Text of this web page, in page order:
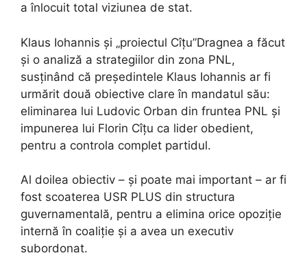
a înlocuit total viziunea de stat.
Klaus Iohannis și „proiectul Cîțu”Dragnea a făcut
și o analiză a strategiilor din zona PNL,
susținând că președintele Klaus Iohannis ar fi
urmărit două obiective clare în mandatul său:
eliminarea lui Ludovic Orban din fruntea PNL și
impunerea lui Florin Cîțu ca lider obedient,
pentru a controla complet partidul.
Al doilea obiectiv – și poate mai important – ar fi
fost scoaterea USR PLUS din structura
guvernamentală, pentru a elimina orice opoziție
internă în coaliție și a avea un executiv
subordonat.